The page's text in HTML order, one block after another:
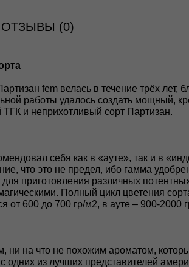
ОТЗЫВЫ (0)
fem велась в течение трёх
работы удалось создать мощный,
ТГК и неприхотливый сорт Партизан.
себя как в «ауте», так и в
что это не предел, ибо гамма
приготовления различных
Полный цикл цветения
от 600 до 700 гр/м2, в ауте – 900-2000
ни на что не похожим ароматом,
одних из лучших представителей